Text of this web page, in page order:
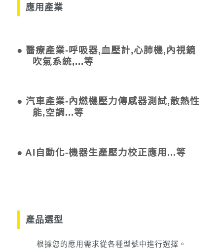
應用產業
● 醫療產業-呼吸器,血壓計,心肺機,內視鏡
吹氣系統,...等
● 汽車產業-內燃機壓力傳感器測試,散熱性
能,空調...等
● AI自動化-機器生產壓力校正應用...等
產品選型
根據您的應用需求從各種型號中進行選擇。